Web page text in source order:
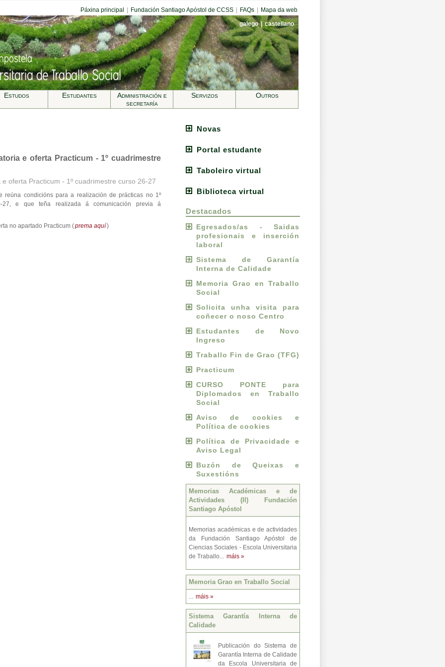
Páxina principal Fundación Santiago Apóstol de CCSS FAQs
Mapa da web
galego |castellano
Estudos Estudantes
Administración e
secretarí­a
Servizos Outros
e oferta Practicum - 1º cuadrimestre
oferta Practicum - 1º cuadrimestre curso 26-27
reúna condicións para a realización de prácticas no 1º
27, e que teña realizada á comunicación previa á
no apartado Practicum (prema aquí)
Novas
Portal estudante
Taboleiro virtual
Biblioteca virtual
Destacados
Egresados/as - Saidas
profesionais e inserción
laboral
Sistema de Garantía
Interna de Calidade
Memoria Grao en Traballo
Social
Solicita unha visita para
coñecer o noso Centro
Estudantes de Novo
Ingreso
Traballo Fin de Grao (TFG)
Practicum
CURSO PONTE para
Diplomados en Traballo
Social
Aviso de cookies e
Política de cookies
Política de Privacidade e
Aviso Legal
Buzón de Queixas e
Suxestións
Memorias Académicas e de
Actividades (II) Fundación
Santiago Apóstol
Memorias académicas e de actividades
da Fundación Santiago Apóstol de
Ciencias Sociales - Escola Universitaria
de Traballo... máis »
Memoria Grao en Traballo Social
... máis »
Sistema Garantía Interna de
Calidade
Publicación do Sistema de
Garantía Interna de Calidade
da Escola Universitaria de